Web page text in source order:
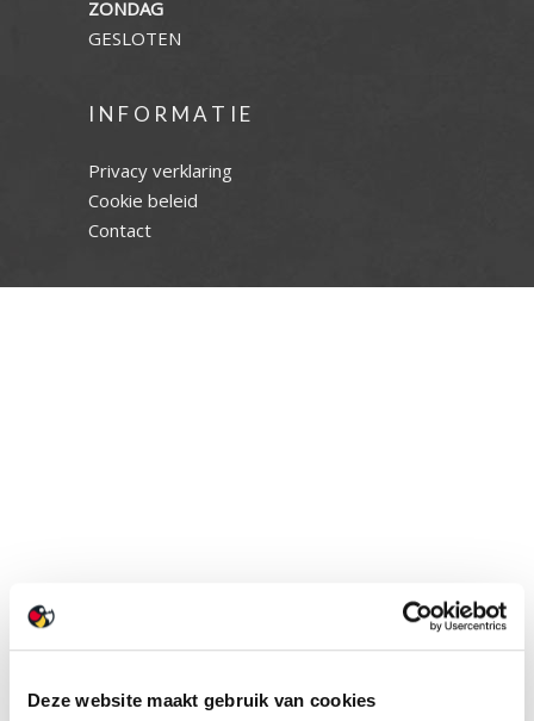
Deze website maakt gebruik van cookies
ZONDAG
GESLOTEN
INFORMATIE
Privacy verklaring
Cookie beleid
Contact